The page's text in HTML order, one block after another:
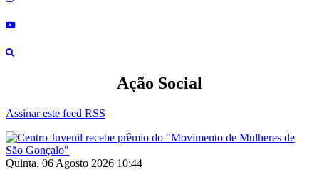
Ação Social
Assinar este feed RSS
Quinta, 06 Agosto 2026 10:44